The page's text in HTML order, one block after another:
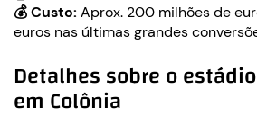
💰 Custo: Aprox. 200 milhões de
euros nas últimas grandes
Detalhes sobre o
em Colônia